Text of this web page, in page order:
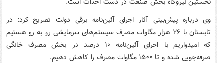
وی درباره پیش‌بینی آثار اجرای آئین‌نامه برقی دولت تصریح کرد: در
تابستان با ۲۶ هزار مگاوات مصرف سیستم‌های سرمایشی رو به رو هستیم
که امیدواریم با اجرای آئین‌نامه ۱۰ درصد در بخش مصرف خانگی
صرفه‌جویی شده و تا ۱۵۰۰ مگاوات مصرف را کاهش دهیم.